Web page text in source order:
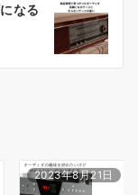
なる
2023年8月21日